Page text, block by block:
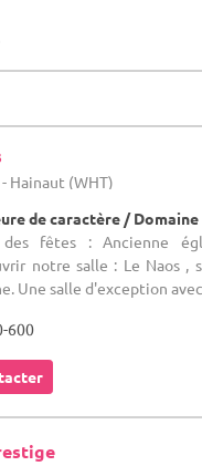
Hainaut (WHT)
de caractère / Domaine
fêtes : Ancienne
notre salle : Le Naos ,
Une salle d'exception
600